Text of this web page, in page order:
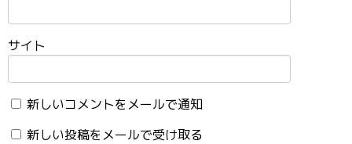
サイト
新しいコメントをメールで通知
新しい投稿をメールで受け取る